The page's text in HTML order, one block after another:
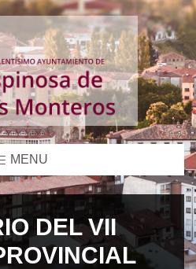
MENU
DEL VII